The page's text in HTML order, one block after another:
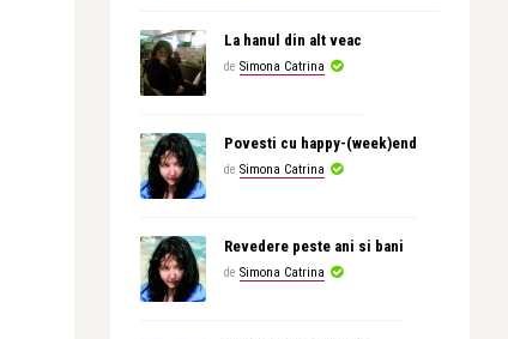
La hanul din alt veac
de Simona Catrina
Povesti cu happy-(week)end
de Simona Catrina
Revedere peste ani si bani
de Simona Catrina